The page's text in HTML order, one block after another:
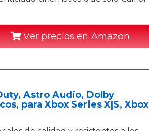
Ver precios en Amazon
Astro Audio, Dolby
para Xbox Series X|S, Xbox